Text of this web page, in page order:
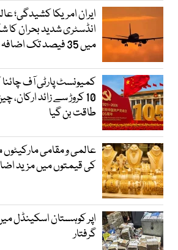
ایران امریکا کشیدگی؛
انڈسٹری شدید بحران کا
میں 35 فیصد تک اضافہ
10 کروڑ سے زائد
طاقت بن گیا
عالمی و مقامی
کی قیمتوں میں مزید
اپر کوہستان اسکینڈل
گرفتار